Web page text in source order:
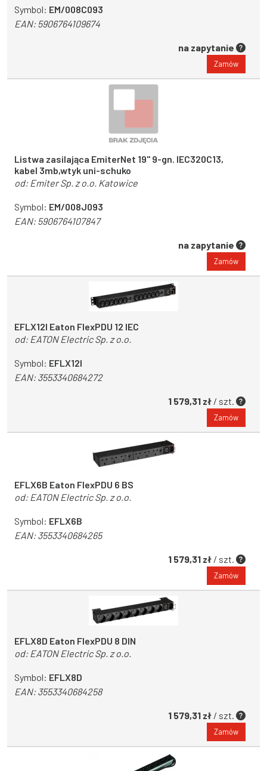
Symbol: EM/008C093
EAN:5906764109674
na zapytanie
Zamów
Listwa zasilająca EmiterNet 19" 9-gn. IEC320C13,
kabel 3mb,wtyk uni-schuko
od: Emiter Sp. z o.o. Katowice
Symbol: EM/008J093
EAN:5906764107847
na zapytanie
Zamów
EFLX12I Eaton FlexPDU 12 IEC
od: EATON Electric Sp. z o.o.
Symbol: EFLX12I
EAN:3553340684272
1 579,31 zł / szt.
Zamów
EFLX6B Eaton FlexPDU 6 BS
od: EATON Electric Sp. z o.o.
Symbol: EFLX6B
EAN:3553340684265
1 579,31 zł / szt.
Zamów
EFLX8D Eaton FlexPDU 8 DIN
od: EATON Electric Sp. z o.o.
Symbol: EFLX8D
EAN:3553340684258
1 579,31 zł / szt.
Zamów